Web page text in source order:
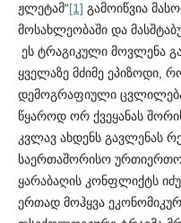
ჟლეტამ“[1] გამოიწვია
მოსა­ხლეობაში და
ეს ტრა­გიკული მოვლენა
ყველაზე მძიმე ეპიზოდი,
დემოგრაფიული
წყაროდ ორ ქვეყ­ანას
კვლავ ახდენს გავლენას
საერთაშორისო
ყარაბაღის კონფლიქტს
ერთად მოჰყვა